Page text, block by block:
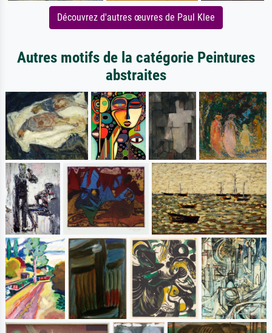
Découvrez d'autres œuvres de Paul Klee
Autres motifs de la catégorie Peintures
abstraites